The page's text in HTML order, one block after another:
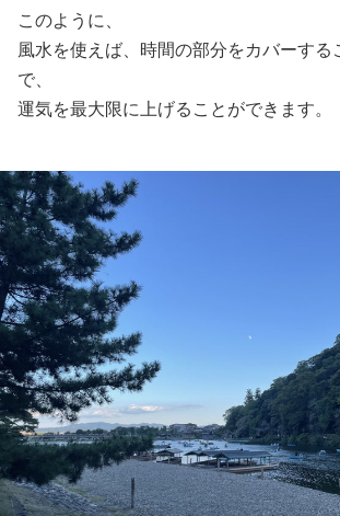
このように、
風水を使えば、時間の部分をカバーする
で、
運気を最大限に上げることができます。